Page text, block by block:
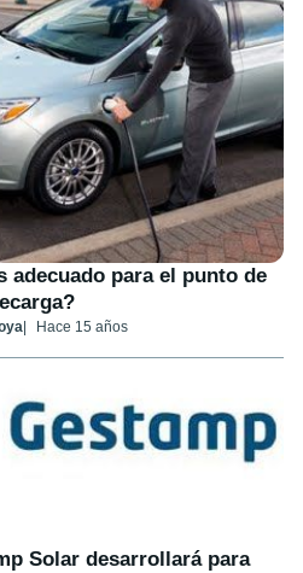
adecuado para el punto de
Hace 15 años
Solar desarrollará para